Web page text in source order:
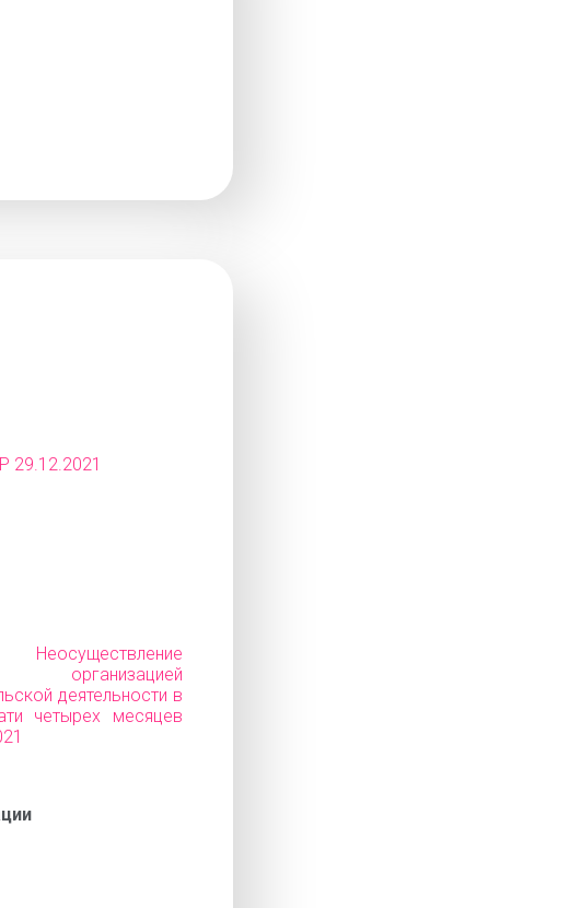
29.12.2021
Неосуществление
организацией
деятельности в
четырех месяцев